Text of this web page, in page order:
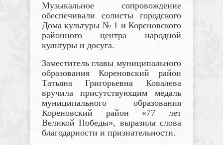
Музыкальное сопровождение
обеспечивали солисты городского
Дома культуры № 1 и Кореновского
районного центра народной
культуры и досуга.
Заместитель главы муниципального
образования Кореновский район
Татьяна Григорьевна Ковалева
вручила присутствующим медаль
муниципального образования
Кореновский район «77 лет
Великой Победы», выразила слова
благодарности и признательности.